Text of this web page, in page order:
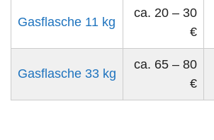
Gasflasche 11 kg
ca. 20 – 30
€
Gasflasche 33 kg
ca. 65 – 80
€